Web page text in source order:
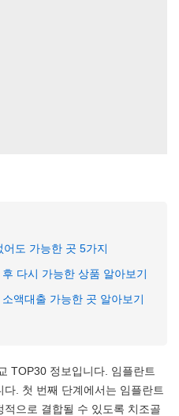
도 가능한 곳 5가지
다시 가능한 상품 알아보기
액대출 가능한 곳 알아보기
TOP30 정보입니다. 임플란트
. 첫 번째 단계에서는 임플란트
으로 결합될 수 있도록 치조골